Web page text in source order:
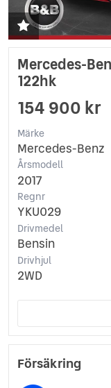
Mercedes-
122hk
154 900 kr
Märke
Mercedes-Benz
Årsmodell
2017
Regnr
YKU029
Drivmedel
Bensin
Drivhjul
2WD
Försäkring